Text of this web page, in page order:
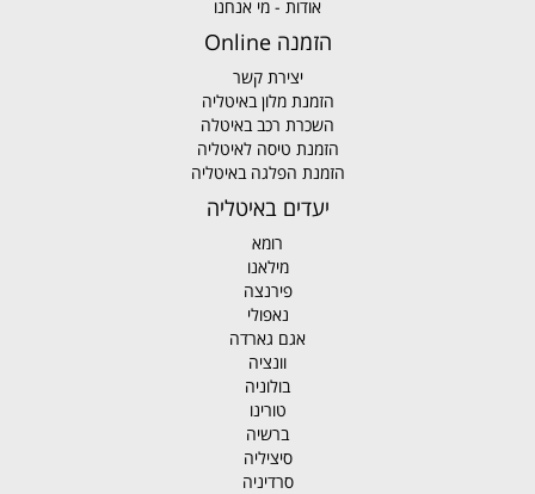
אודות - מי אנחנו
הזמנה Online
יצירת קשר
הזמנת מלון באיטליה
השכרת רכב באיטלה
הזמנת טיסה לאיטליה
הזמנת הפלגה באיטליה
יעדים באיטליה
רומא
מילאנו
פירנצה
נאפולי
אגם גארדה
וונציה
בולוניה
טורינו
ברשיה
סיציליה
סרדיניה